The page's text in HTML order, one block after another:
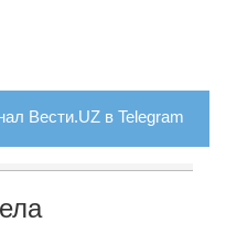
Вести.UZ в Telegram